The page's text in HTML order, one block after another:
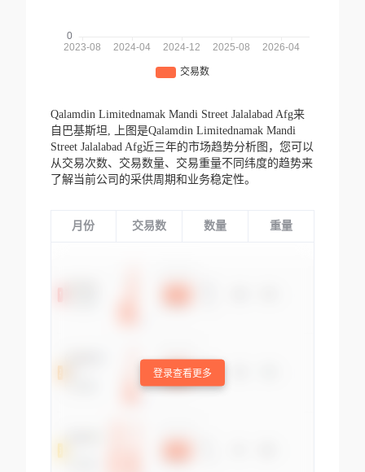
Qalamdin Limitednamak Mandi Street Jalalabad Afg来
自巴基斯坦,
上图是Qalamdin Limitednamak Mandi
Street Jalalabad Afg近三年的市场趋势分析图，您可以
从交易次数、交易数量、交易重量不同纬度的趋势来
了解当前公司的采供周期和业务稳定性。
月份 交易数 数量 重量
登录查看更多